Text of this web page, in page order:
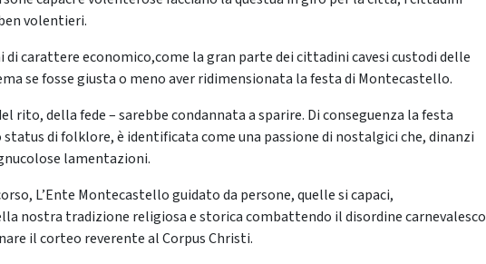
volentieri.
carattere economico,come la gran parte dei cittadini cavesi custodi delle
se fosse giusta o meno aver ridimensionata la festa di Montecastello.
rito, della fede – sarebbe condannata a sparire. Di conseguenza la festa
di folklore, è identificata come una passione di nostalgici che, dinanzi
lamentazioni.
L’Ente Montecastello guidato da persone, quelle si capaci,
nostra tradizione religiosa e storica combattendo il disordine carnevalesco
il corteo reverente al Corpus Christi.